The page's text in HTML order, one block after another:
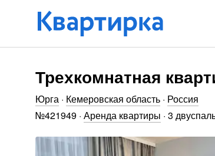
Трехкомнатная
Юрга · Кемеровская область · Россия
№421949 · Аренда квартиры · 3